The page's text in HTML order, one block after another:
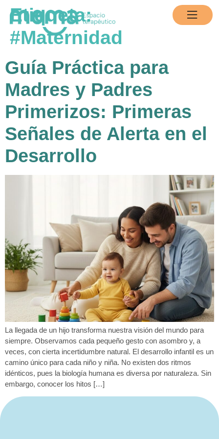
Etiqueta:
#Maternidad
Guía Práctica para
Madres y Padres
Primerizos: Primeras
Señales de Alerta en el
Desarrollo
La llegada de un hijo transforma nuestra visión del mundo para
siempre. Observamos cada pequeño gesto con asombro y, a
veces, con cierta incertidumbre natural. El desarrollo infantil es un
camino único para cada niño y niña. No existen dos ritmos
idénticos, pues la biología humana es diversa por naturaleza. Sin
embargo, conocer los hitos […]